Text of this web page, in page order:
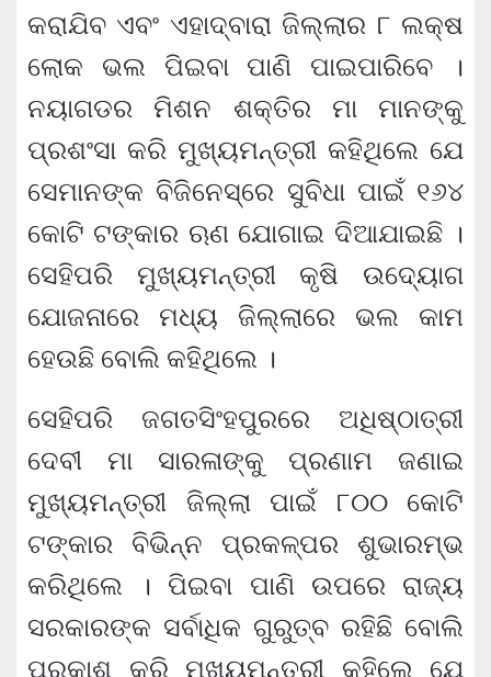
କରାଯିବ ଏବଂ ଏହାଦ୍ବାରା ଜିଲ୍ଲାର ୮ ଲକ୍ଷ
ଲୋକ ଭଲ ପିଇବା ପାଣି ପାଇପାରିବେ ।
ନୟାଗଡର ମିଶନ ଶକ୍ତିର ମା ମାନଙ୍କୁ
ପ୍ରଶଂସା କରି ମୁଖ୍ୟମନ୍ତ୍ରୀ କହିଥିଲେ ଯେ
ସେମାନଙ୍କ ବିଜିନେସ୍‌ରେ ସୁବିଧା ପାଇଁ ୧୬୪
କୋଟି ଟଙ୍କାର ଋଣ ଯୋଗାଇ ଦିଆଯାଇଛି ।
ସେହିପରି ମୁଖ୍ୟମନ୍ତ୍ରୀ କୃଷି ଉଦ୍ୟୋଗ
ଯୋଜନାରେ ମଧ୍ୟ ଜିଲ୍ଲାରେ ଭଲ କାମ
ହେଉଛି ବୋଲି କହିଥିଲେ ।
ସେହିପରି ଜଗତସିଂହପୁରରେ ଅଧିଷ୍ଠାତ୍ରୀ
ଦେବୀ ମା ସାରଳାଙ୍କୁ ପ୍ରଣାମ ଜଣାଇ
ମୁଖ୍ୟମନ୍ତ୍ରୀ ଜିଲ୍ଲା ପାଇଁ ୮୦୦ କୋଟି
ଟଙ୍କାର ବିଭିନ୍ନ ପ୍ରକଳ୍ପର ଶୁଭାରମ୍ଭ
କରିଥିଲେ । ପିଇବା ପାଣି ଉପରେ ରାଜ୍ୟ
ସରକାରଙ୍କ ସର୍ବାଧିକ ଗୁରୁତ୍ବ ରହିଛି ବୋଲି
ପ୍ରକାଶ କରି ମୁଖ୍ୟମନ୍ତ୍ରୀ କହିଲେ ଯେ